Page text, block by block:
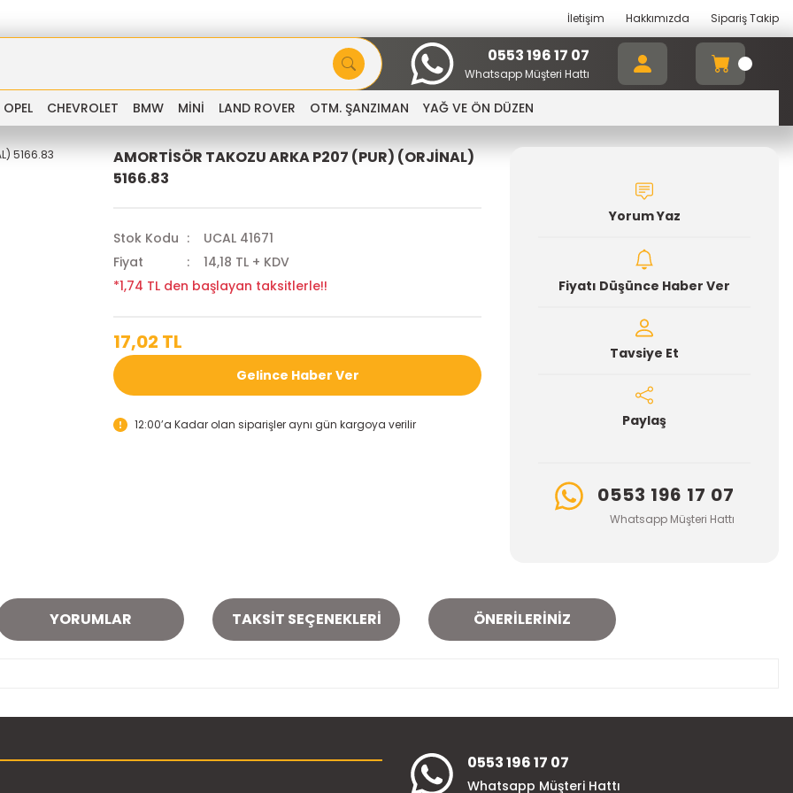
İletişim Hakkımızda Sipariş Takip
0553 196 17 07
Whatsapp Müşteri Hattı
OPEL CHEVROLET BMW MİNİ LAND ROVER OTM. ŞANZIMAN YAĞ VE ÖN DÜZEN
AMORTİSÖR TAKOZU ARKA P207 (PUR) (ORJİNAL)
5166.83
Stok Kodu
UCAL 41671
Fiyat
14,18 TL + KDV
*1,74 TL den başlayan taksitlerle!!
17,02 TL
Gelince Haber Ver
12:00’a Kadar olan siparişler aynı gün kargoya verilir
Yorum Yaz
Fiyatı Düşünce Haber Ver
Tavsiye Et
Paylaş
0553 196 17 07
Whatsapp Müşteri Hattı
YORUMLAR TAKSIT SEÇENEKLERI ÖNERILERINIZ
Bu ürüne ilk yorumu siz yapın! 0553 196 17 07
Whatsapp Müşteri Hattı